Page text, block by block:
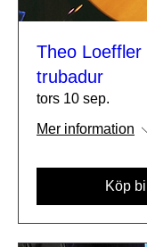
Theo Loeffler
trubadur
tors 10 sep.
Mer information
Köp